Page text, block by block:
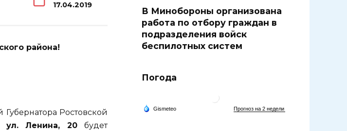
17.04.2019
района!
Ростовской
ул. Ленина, 20будет
В Минобороны организована
работа по отбору граждан в
подразделения войск
беспилотных систем
Погода